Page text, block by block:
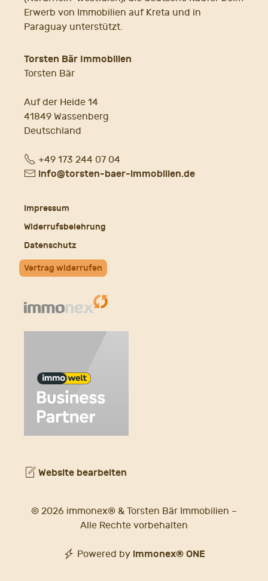
Erwerb von Immobilien auf Kreta und in
Paraguay unterstützt.
Torsten Bär Immobilien
Torsten Bär
Auf der Heide 14
41849 Wassenberg
Deutschland
Fon+49 173 244 07 04
E- info@torsten-baer-immobilien.de
Impressum
Widerrufsbelehrung
Datenschutz
Vertrag widerrufen
Website bearbeiten
© 2026 immonex® & Torsten Bär Immobilien –
Alle Rechte vorbehalten
Powered by immonex® ONE